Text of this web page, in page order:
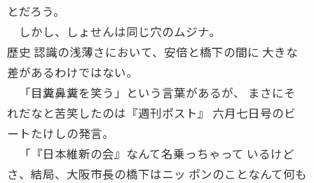
とだろう。
しかし、しょせんは同じ穴のムジナ。
歴史 認識の浅薄さにおいて、安倍と橋下の間に 大きな
差があるわけではない。
「目糞鼻糞を笑う」という言葉があるが、 まさにそ
れだなと苦笑したのは『週刊ポスト』 六月七日号のビ
ートたけしの発言。
「『日本維新の会』なんて名乗っちゃって いるけど
さ、結局、大阪市長の橋下はニッ ポンのことなんて何も